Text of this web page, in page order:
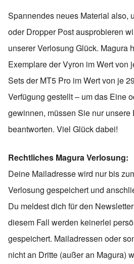
Spannendes neues Material also,
oder Dropper Post ausprobieren
unserer Verlosung Glück. Magura
Exemplare der Vyron im Wert von
Sets der MT5 Pro im Wert von je
Verfügung gestellt – um das Eine
gewinnen, müssen Sie nur unsere
beantworten. Viel Glück dabei!
Rechtliches Magura Verlosung:
Deine Mailadresse wird nur bis
Verlosung gespeichert und
Du meldest dich für den
diesem Fall werden keinerlei
gespeichert. Mailadressen oder
nicht an Dritte (außer an Magura)